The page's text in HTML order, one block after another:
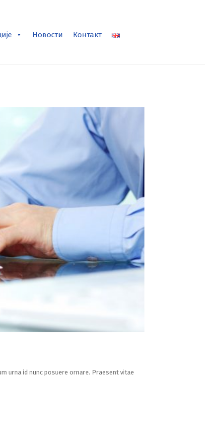
Новости Контакт
urna id nunc posuere ornare. Praesent vitae